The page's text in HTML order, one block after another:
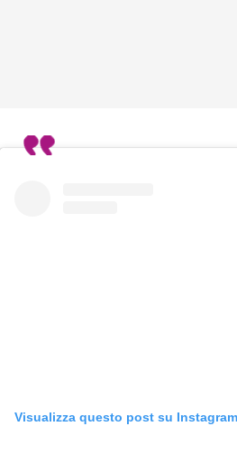
Visualizza questo post su Instagram